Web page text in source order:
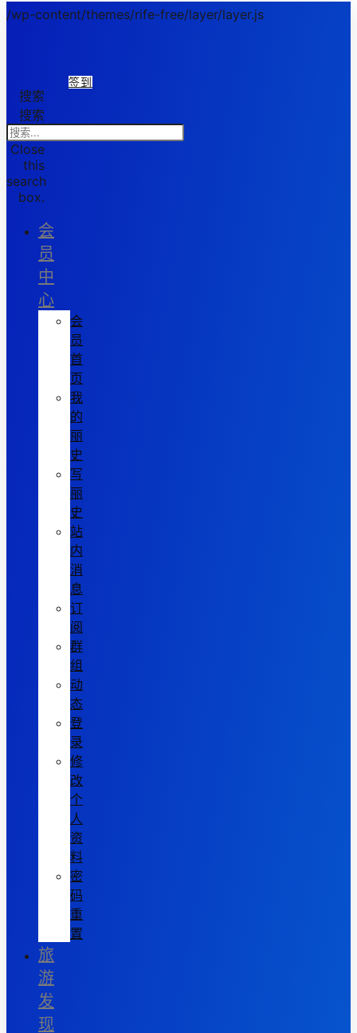
/wp-content/themes/rife-free/layer/layer.js
签到
搜索
搜索
Close
this
search
box.
会
员
中
心
会
员
首
页
我
的
丽
史
写
丽
史
站
内
消
息
订
阅
群
组
动
态
登
录
修
改
个
人
资
料
密
码
重
置
旅
游
发
现